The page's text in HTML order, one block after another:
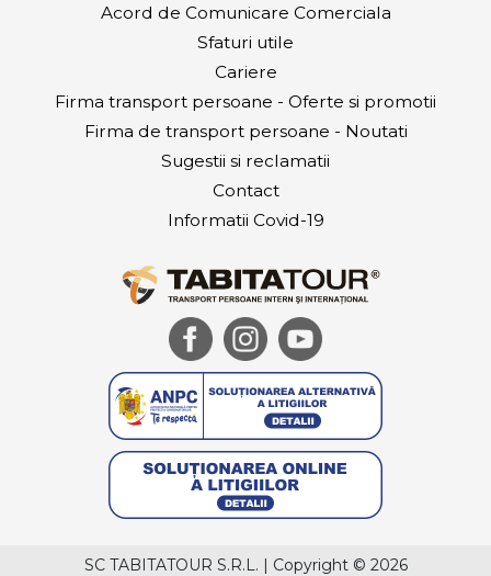
Acord de Comunicare Comerciala
Sfaturi utile
Cariere
Firma transport persoane - Oferte si promotii
Firma de transport persoane - Noutati
Sugestii si reclamatii
Contact
Informatii Covid-19
SC TABITATOUR S.R.L. | Copyright © 2026